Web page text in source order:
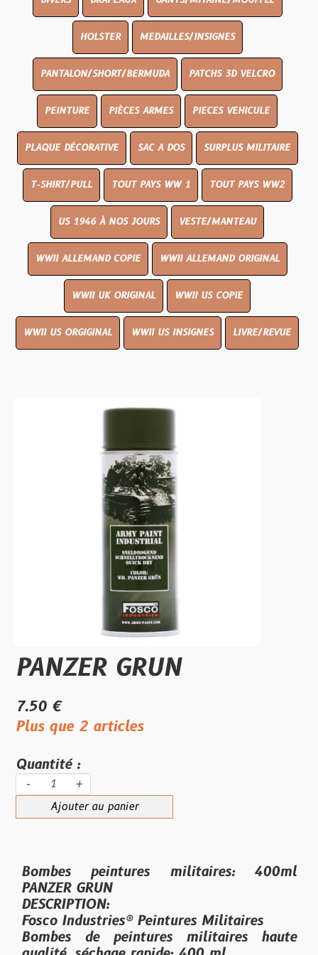
HOLSTER MEDAILLES/INSIGNES
PANTALON/SHORT/BERMUDA PATCHS 3D VELCRO
PEINTURE PIÈCES ARMES PIECES VEHICULE
PLAQUE DÉCORATIVE SAC A DOS SURPLUS MILITAIRE
T-SHIRT/PULL TOUT PAYS WW 1 TOUT PAYS WW2
US 1946 À NOS JOURS VESTE/MANTEAU
WWII ALLEMAND COPIE WWII ALLEMAND ORIGINAL
WWII UK ORIGINAL WWII US COPIE
WWII US ORGIGINAL WWII US INSIGNES LIVRE/REVUE
PANZER GRUN
7.50 €
Plus que 2 articles
Quantité :
- +
Ajouter au panier
Bombes peintures militaires: 400ml
PANZER GRUN
DESCRIPTION:
Fosco Industries® Peintures Militaires
Bombes de peintures militaires haute